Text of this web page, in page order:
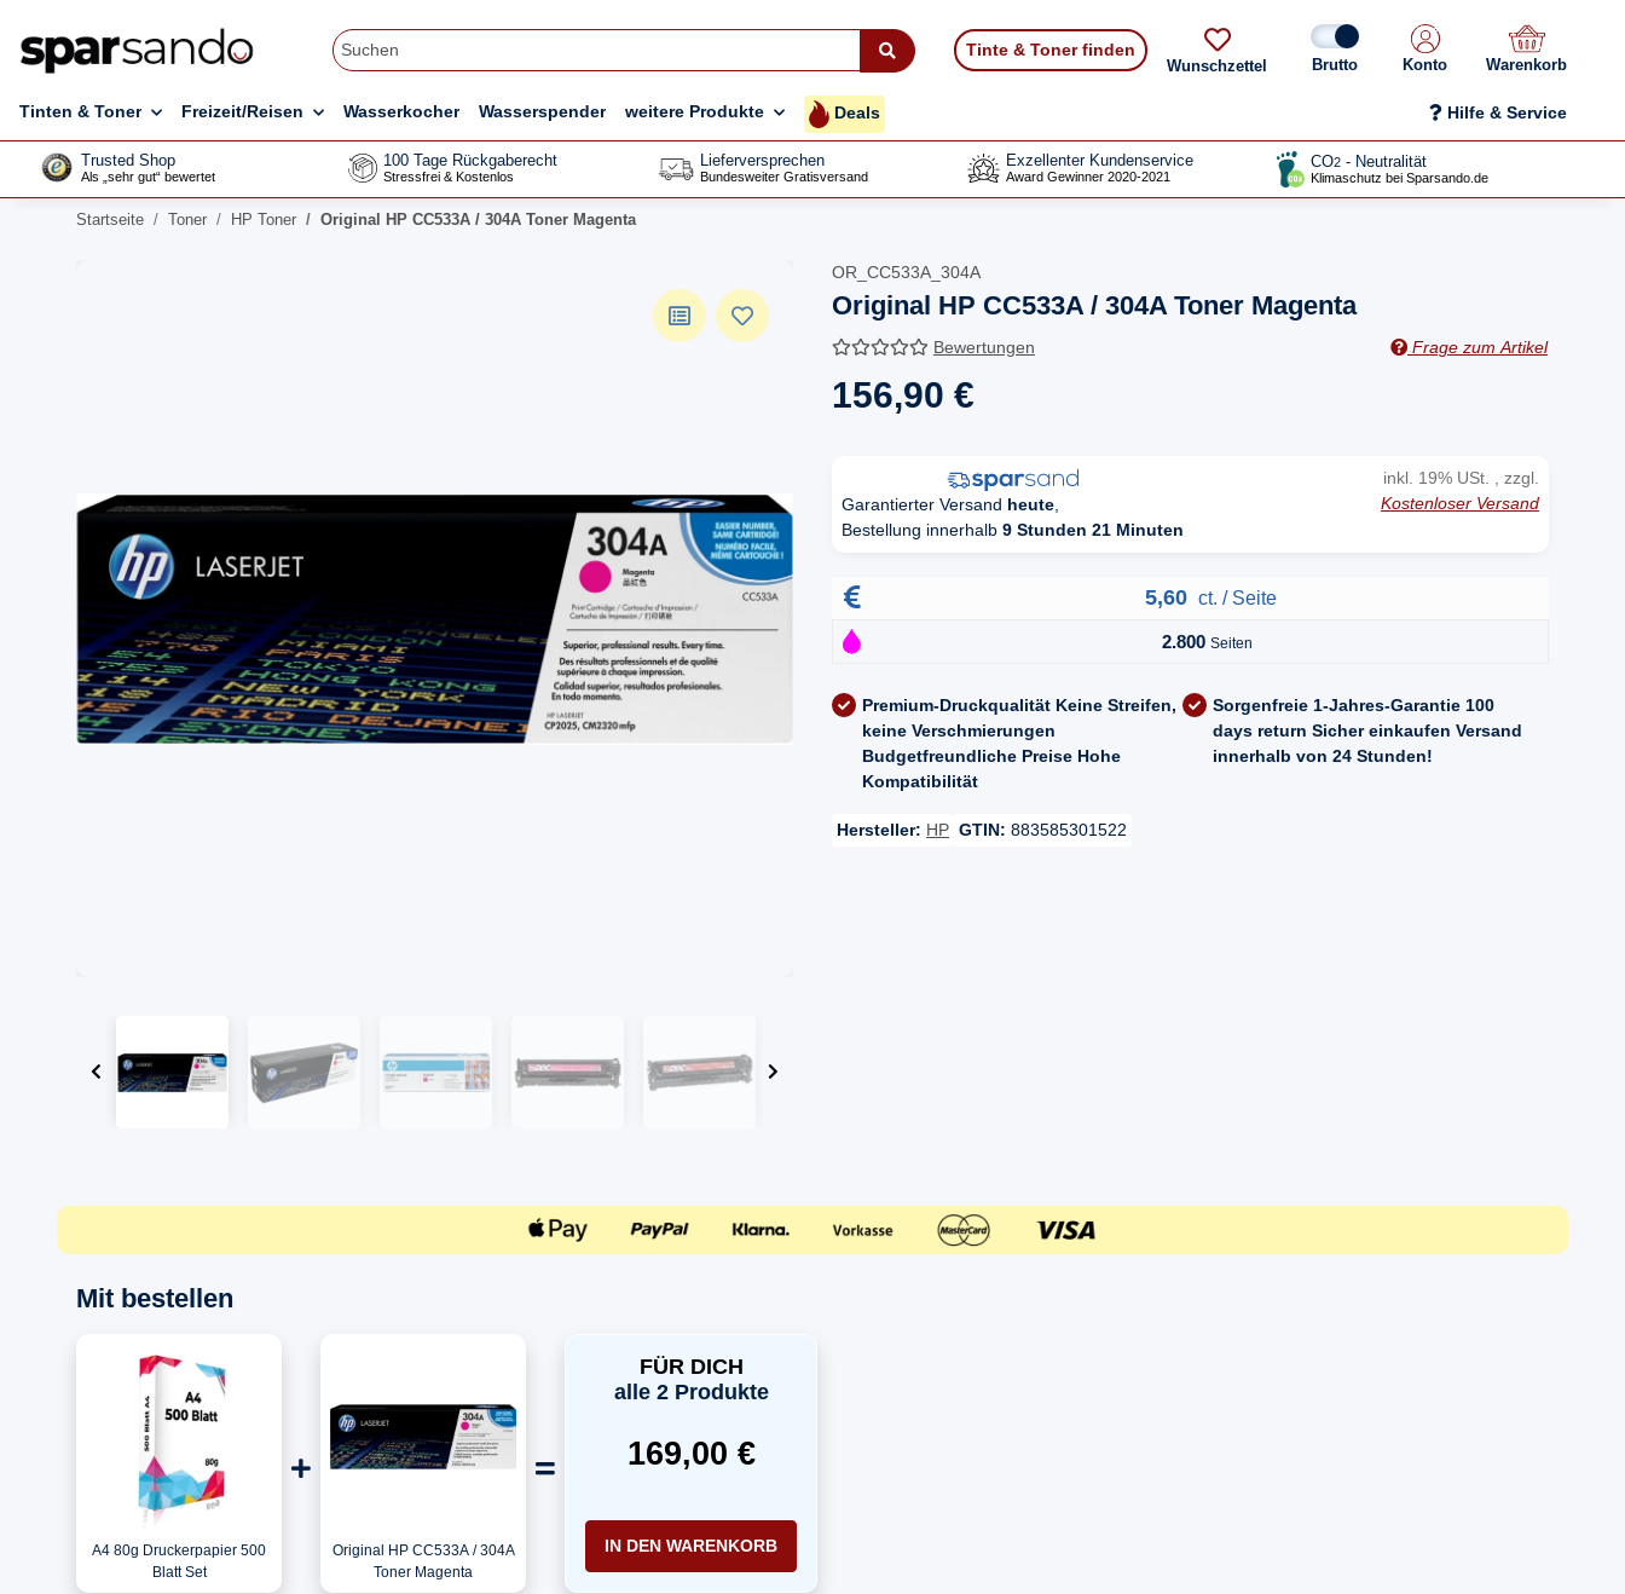
Tinte & Toner finden
Wunschzettel Konto Warenkorb
Tinten & Toner Freizeit/Reisen Wasserkocher Wasserspender weitere Produkte Deals Hilfe & Service
Trusted Shop
Als „sehr gut“ bewertet
100 Tage Rückgaberecht
Stressfrei & Kostenlos
Lieferversprechen
Bundesweiter Gratisversand
Exzellenter Kundenservice
Award Gewinner 2020-2021
CO2 - Neutralität
Klimaschutz bei Sparsando.de
Startseite Toner HP Toner Original HP CC533A / 304A Toner Magenta
OR_CC533A_304A
Original HP CC533A / 304A Toner Magenta
Bewertungen Frage zum Artikel
156,90 €
Garantierter Versand heute
Bestellung innerhalb 9 Stunden 21 Minuten
inkl. 19% USt. , zzgl.
Kostenloser Versand
5,60 ct. / Seite
2.800 Seiten
Premium-Druckqualität Keine Streifen,
keine Verschmierungen
Budgetfreundliche Preise Hohe
Kompatibilität
Sorgenfreie 1-Jahres-Garantie 100
days return Sicher einkaufen Versand
innerhalb von 24 Stunden!
Hersteller: HP GTIN: 883585301522
Mit bestellen
A4 80g Druckerpapier 500
Blatt Set
Original HP CC533A / 304A
Toner Magenta
FÜR DICH
alle 2 Produkte
169,00 €
IN DEN WARENKORB